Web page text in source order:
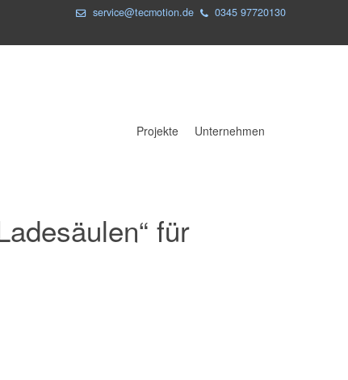
0345 97720130
service@tecmotion.de
Projekte Unternehmen
für